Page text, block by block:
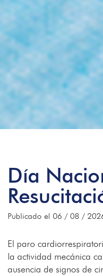
Día
Publicado el 06 / 08 /
El paro
la actividad mecánica
ausencia de signos de